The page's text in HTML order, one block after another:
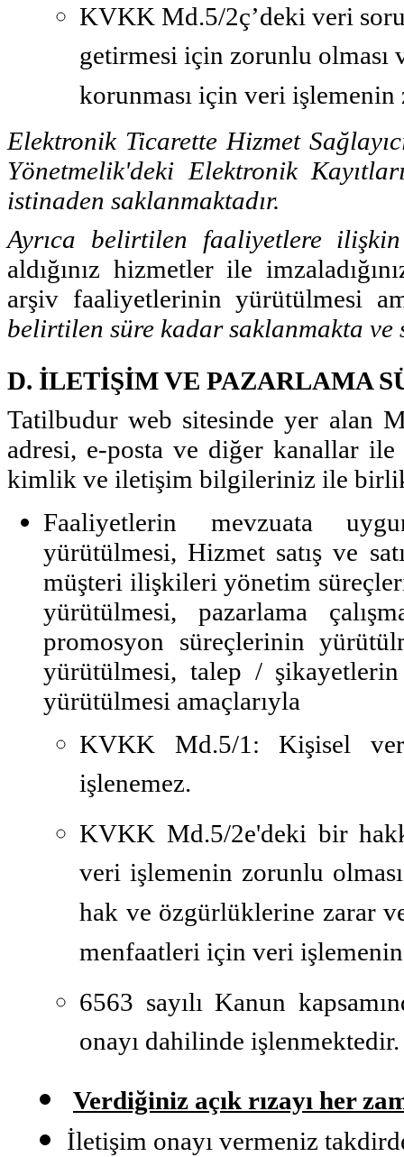
KVKK Md.5/2ç’deki veri
getirmesi için zorunlu olması
korunması için veri
Elektronik Ticarette Hizmet
Yönetmelik'deki Elektronik
istinaden saklanmaktadır.
Ayrıca belirtilen faaliyetlere
aldığınız hizmetler ile
arşiv faaliyetlerinin yürütülmesi
belirtilen süre kadar saklanmakta ve
D. İLETİŞİM VE PAZARLAMA
Tatilbudur web sitesinde yer alan
adresi, e-posta ve diğer kanallar
kimlik ve iletişim bilgileriniz ile
Faaliyetlerin mevzuata
yürütülmesi, Hizmet satış ve
müşteri ilişkileri yönetim
yürütülmesi, pazarlama
promosyon süreçlerinin
yürütülmesi, talep /
yürütülmesi amaçlarıyla
KVKK Md.5/1:Kişisel
işlenemez.
KVKK Md.5/2e'deki bir
veri işlemenin zorunlu
hak ve özgürlüklerine zarar
menfaatleri için veri
6563 sayılı Kanun
onayı dahilinde işlenmektedir.
Verdiğiniz açık rızayı her
İletişim onayı vermeniz